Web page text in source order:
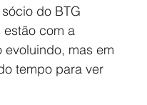
do BTG
estão com a
mas em
tempo para ver